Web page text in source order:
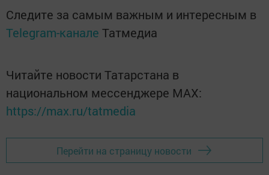
Следите за самым важным и интересным в
Telegram-канале Татмедиа
Читайте новости Татарстана в
национальном мессенджере MАХ:
https://max.ru/tatmedia
Перейти на страницу новости